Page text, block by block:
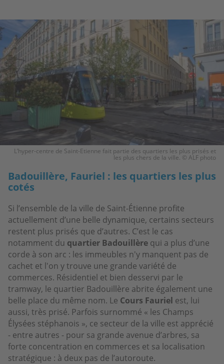
Image
L’hyper-centre de Saint-Etienne fait partie des quartiers les plus prisés et
les plus chers de la ville. © ALF photo
Badouillère, Fauriel : les quartiers les plus
cotés
Si l’ensemble de la ville de Saint-Étienne profite
actuellement d’une belle dynamique, certains secteurs
restent plus prisés que d’autres. C’est le cas
notamment du quartier Badouillère qui a plus d’une
corde à son arc : les immeubles n'y manquent pas de
cachet et l'on y trouve une grande variété de
commerces. Résidentiel et bien desservi par le
tramway, le quartier Badouillère abrite également une
belle place du même nom. Le Cours Fauriel est, lui
aussi, très prisé. Parfois surnommé « les Champs
Élysées stéphanois », ce secteur de la ville est apprécié
- entre autres - pour sa grande avenue d’arbres, sa
forte concentration en commerces et sa localisation
stratégique : à deux pas de l’autoroute.